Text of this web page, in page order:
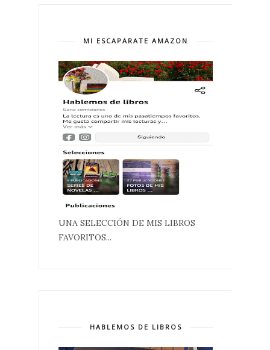
MI ESCAPARATE AMAZON
UNA SELECCIÓN DE MIS LIBROS
FAVORITOS...
HABLEMOS DE LIBROS